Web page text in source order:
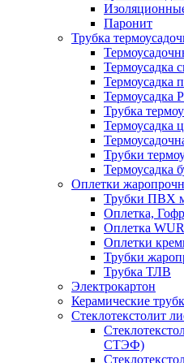
Паронит
Трубка
Термоусадка
Термоусадка
Термоусадка
Трубка
Термоусадка
Трубки
Термоусадка
Оплетки
Трубки ПВХ
Оплетка,
Оплетка
Оплетки
Трубки
Трубка ТЛВ
Электрокартон
Керамические
Cтеклотекстолит
СТЭФ)